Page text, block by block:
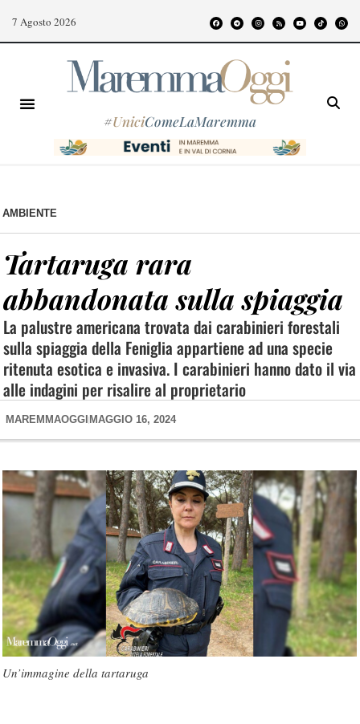
7 Agosto 2026
#UniciComeLaMaremma
AMBIENTE
Tartaruga rara
abbandonata sulla spiaggia
La palustre americana trovata dai carabinieri forestali
sulla spiaggia della Feniglia appartiene ad una specie
ritenuta esotica e invasiva. I carabinieri hanno dato il via
alle indagini per risalire al proprietario
MAREMMAOGGI MAGGIO 16, 2024
Un’immagine della tartaruga